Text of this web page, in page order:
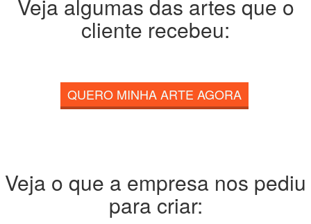
Veja algumas das artes que o
cliente recebeu:
QUERO MINHA ARTE AGORA
Veja o que a empresa nos pediu
para criar: